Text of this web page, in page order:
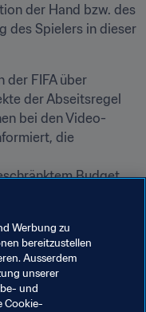
der Hand bzw. des
des Spielers in dieser
der FIFA über
der Abseitsregel
bei den Video-
die
Budget
Zugang zur
die Tagesordnung
bei der alle
Spielregeln geprüft
findet am 5.
Werbung zu
bereitzustellen
Ausserdem
unserer
und
Cookie-